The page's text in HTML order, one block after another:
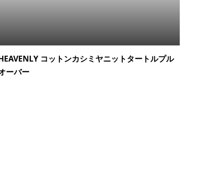
コットンカシミヤニットタートルプル
ーバー